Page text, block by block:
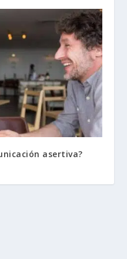
asertiva?